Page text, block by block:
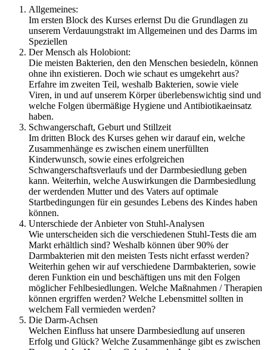
Allgemeines:
Im ersten Block des Kurses erlernst Du die Grundlagen zu
unserem Verdauungstrakt im Allgemeinen und des Darms im
Speziellen
Der Mensch als Holobiont:
Die meisten Bakterien, den den Menschen besiedeln, können
ohne ihn existieren. Doch wie schaut es umgekehrt aus?
Erfahre im zweiten Teil, weshalb Bakterien, sowie viele
Viren, in und auf unserem Körper überlebenswichtig sind und
welche Folgen übermäßige Hygiene und Antibiotikaeinsatz
haben.
Schwangerschaft, Geburt und Stillzeit
Im dritten Block des Kurses gehen wir darauf ein, welche
Zusammenhänge es zwischen einem unerfüllten
Kinderwunsch, sowie eines erfolgreichen
Schwangerschaftsverlaufs und der Darmbesiedlung geben
kann. Weiterhin, welche Auswirkungen die Darmbesiedlung
der werdenden Mutter und des Vaters auf optimale
Startbedingungen für ein gesundes Lebens des Kindes haben
können.
Unterschiede der Anbieter von Stuhl-Analysen
Wie unterscheiden sich die verschiedenen Stuhl-Tests die am
Markt erhältlich sind? Weshalb können über 90% der
Darmbakterien mit den meisten Tests nicht erfasst werden?
Weiterhin gehen wir auf verschiedene Darmbakterien, sowie
deren Funktion ein und beschäftigen uns mit den Folgen
möglicher Fehlbesiedlungen. Welche Maßnahmen / Therapien
können ergriffen werden? Welche Lebensmittel sollten in
welchem Fall vermieden werden?
Die Darm-Achsen
Welchen Einfluss hat unsere Darmbesiedlung auf unseren
Erfolg und Glück? Welche Zusammenhänge gibt es zwischen